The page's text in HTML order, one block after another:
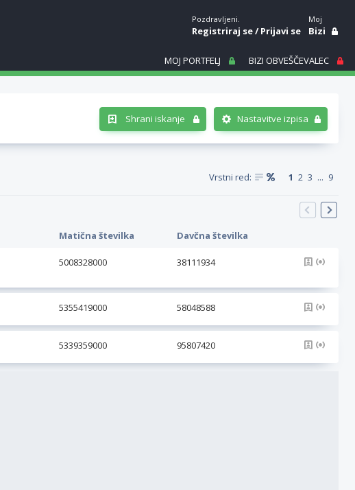
Pozdravljeni.
Registriraj se/Prijavi se
Moj
Bizi
MOJ PORTFELJ BIZI OBVEŠČEVALEC
Shrani iskanje Nastavitve izpisa
Vrstni red: 1 2 3 ... 9
Matična številka Davčna številka
5008328000 38111934
5355419000 58048588
5339359000 95807420